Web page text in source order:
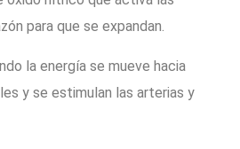
para que se expandan.
la energía se mueve hacia
y se estimulan las arterias y